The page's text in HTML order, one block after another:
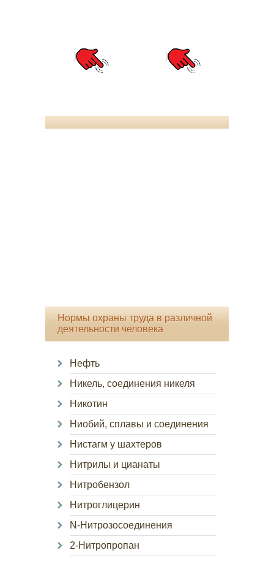
Нормы охраны труда в различной
деятельности человека
Нефть
Никель, соединения никеля
Никотин
Ниобий, сплавы и соединения
Нистагм у шахтеров
Нитрилы и цианаты
Нитробензол
Нитроглицерин
N-Нитрозосоединения
2-Нитропропан